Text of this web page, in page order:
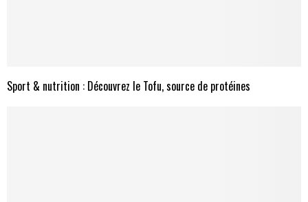
Sport & nutrition : Découvrez le Tofu, source de protéines